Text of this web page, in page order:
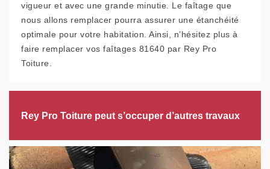
vigueur et avec une grande minutie. Le faîtage que
nous allons remplacer pourra assurer une étanchéité
optimale pour votre habitation. Ainsi, n’hésitez plus à
faire remplacer vos faîtages 81640 par Rey Pro
Toiture.
Rey Pro Toiture peut s’occuper d’autres travaux